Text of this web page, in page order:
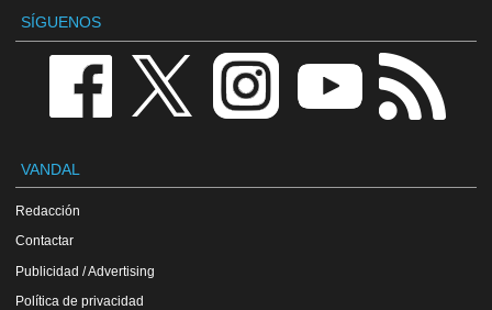
SÍGUENOS
VANDAL
Redacción
Contactar
Publicidad / Advertising
Política de privacidad